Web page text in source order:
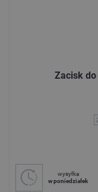
Zacisk do
wysyłka
w poniedziałek